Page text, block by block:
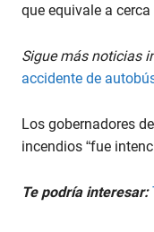
que equivale a
Sigue más noticias
accidente de
Los gobernadores
incendios “fue
Te podría interesar: